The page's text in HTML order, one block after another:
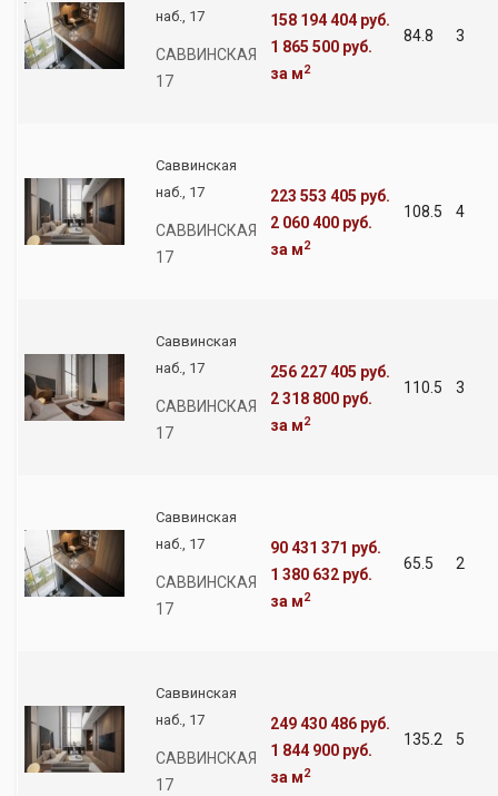
наб., 17
САВВИНСКАЯ
17
158 194 404 руб.
1 865 500 руб.
за м2
84.8 3
Саввинская
наб., 17
САВВИНСКАЯ
17
223 553 405 руб.
2 060 400 руб.
за м2
108.5 4
Саввинская
наб., 17
САВВИНСКАЯ
17
256 227 405 руб.
2 318 800 руб.
за м2
110.5 3
Саввинская
наб., 17
САВВИНСКАЯ
17
90 431 371 руб.
1 380 632 руб.
за м2
65.5 2
Саввинская
наб., 17
САВВИНСКАЯ
17
249 430 486 руб.
1 844 900 руб.
за м2
135.2 5